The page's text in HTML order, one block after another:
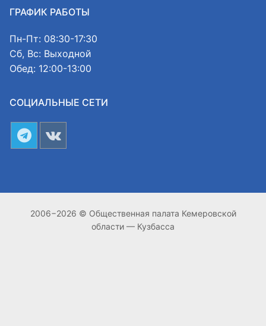
ГРАФИК РАБОТЫ
Пн-Пт: 08:30-17:30
Сб, Вс: Выходной
Обед: 12:00-13:00
СОЦИАЛЬНЫЕ СЕТИ
2006−2026 © Общественная палата Кемеровской
области — Кузбасса